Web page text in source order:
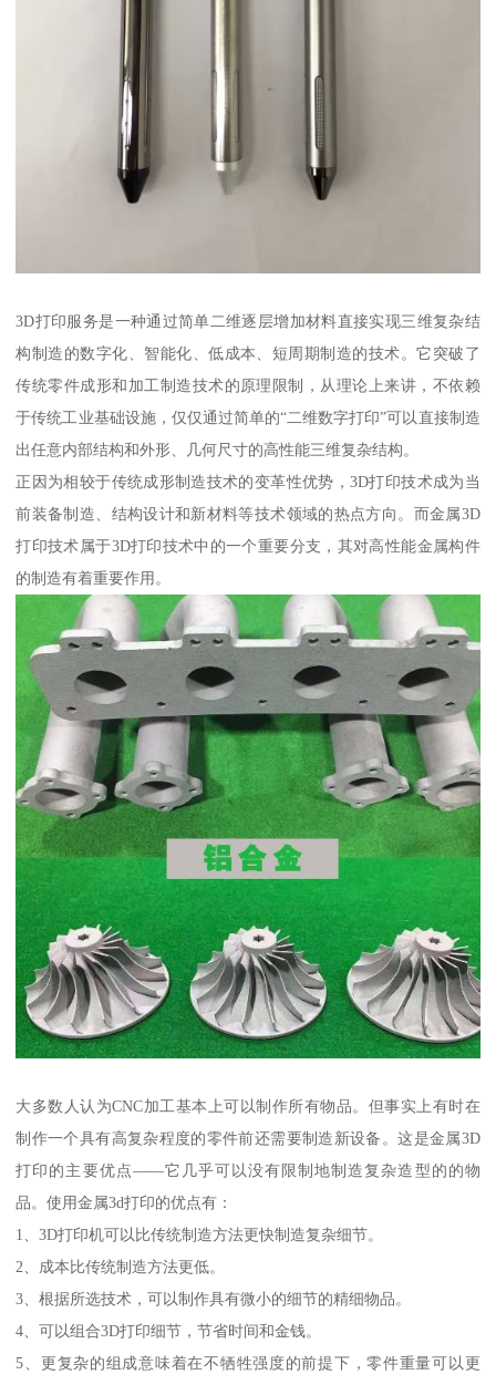
3D打印服务是一种通过简单二维逐层增加材料直接实现三维复杂结
构制造的数字化、智能化、低成本、短周期制造的技术。它突破了
传统零件成形和加工制造技术的原理限制，从理论上来讲，不依赖
于传统工业基础设施，仅仅通过简单的“二维数字打印”可以直接制造
出任意内部结构和外形、几何尺寸的高性能三维复杂结构。
正因为相较于传统成形制造技术的变革性优势，3D打印技术成为当
前装备制造、结构设计和新材料等技术领域的热点方向。而金属3D
打印技术属于3D打印技术中的一个重要分支，其对高性能金属构件
的制造有着重要作用。
大多数人认为CNC加工基本上可以制作所有物品。但事实上有时在
制作一个具有高复杂程度的零件前还需要制造新设备。这是金属3D
打印的主要优点——它几乎可以没有限制地制造复杂造型的的物
品。使用金属3d打印的优点有：
1、3D打印机可以比传统制造方法更快制造复杂细节。
2、成本比传统制造方法更低。
3、根据所选技术，可以制作具有微小的细节的精细物品。
4、可以组合3D打印细节，节省时间和金钱。
5、更复杂的组成意味着在不牺牲强度的前提下，零件重量可以更